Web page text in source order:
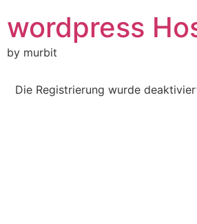
to
content
wordpress
by murbit
Die Registrierung wurde